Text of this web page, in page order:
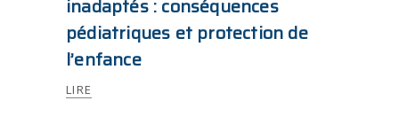
inadaptés : conséquences
pédiatriques et protection de
l’enfance
LIRE